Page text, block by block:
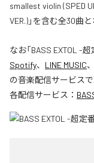
smallest violin (SPED
VER.)」を含む全30曲と
なお「BASS EXTOL -
Spotify、 LINE MUSIC、
の音楽配信サービス
各配信サービス：